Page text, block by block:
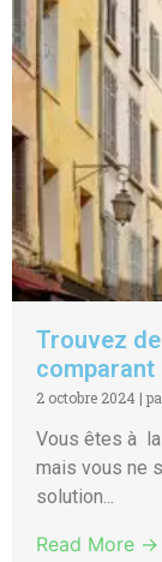
Trouvez
2 octobre 2024 |
Vous êtes à la
mais vous ne
solution...
Read More →